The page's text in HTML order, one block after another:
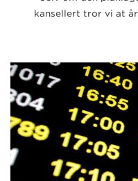
kansellert tror vi at